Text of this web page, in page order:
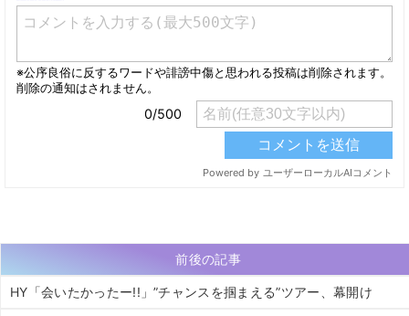
前後の記事
HY「会いたかったー!!」”チャンスを掴まえる”ツアー、幕開け